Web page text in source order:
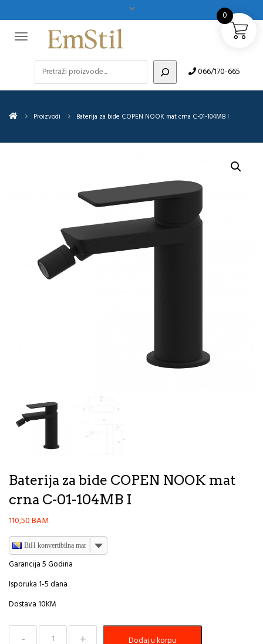
066/170-665
Proizvodi Baterija za bide COPEN NOOK mat crna C-01-104MB I
Baterija za bide COPEN NOOK mat
crna C-01-104MB I
110,50BAM
BiH konvertibilna marka
Garancija 5 Godina
Isporuka 1-5 dana
Dostava 10KM
Baterija
Dodaj u korpu
0